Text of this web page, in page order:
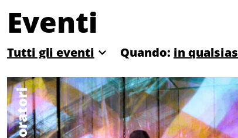
Eventi
Quando:
laboratori